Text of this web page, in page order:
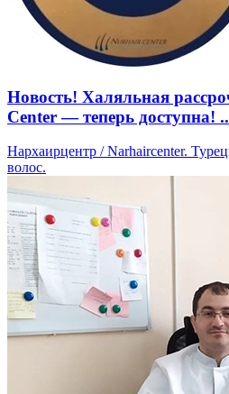
Новость! Халяльная
Center — теперь доступна!
Нархаирцентр / Narhaircenter.
волос.